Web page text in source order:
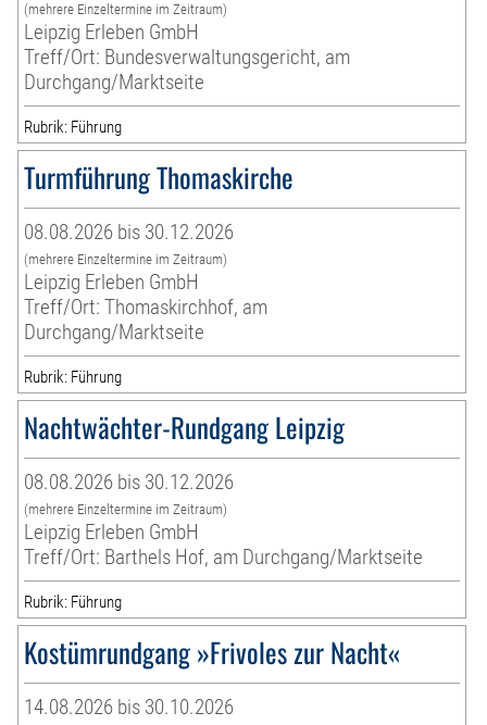
(mehrere Einzeltermine im Zeitraum)
Leipzig Erleben GmbH
Treff/Ort: Bundesverwaltungsgericht, am
Durchgang/Marktseite
Rubrik: Führung
Turmführung Thomaskirche
08.08.2026 bis 30.12.2026
(mehrere Einzeltermine im Zeitraum)
Leipzig Erleben GmbH
Treff/Ort: Thomaskirchhof, am
Durchgang/Marktseite
Rubrik: Führung
Nachtwächter-Rundgang Leipzig
08.08.2026 bis 30.12.2026
(mehrere Einzeltermine im Zeitraum)
Leipzig Erleben GmbH
Treff/Ort: Barthels Hof, am Durchgang/Marktseite
Rubrik: Führung
Kostümrundgang »Frivoles zur Nacht«
14.08.2026 bis 30.10.2026